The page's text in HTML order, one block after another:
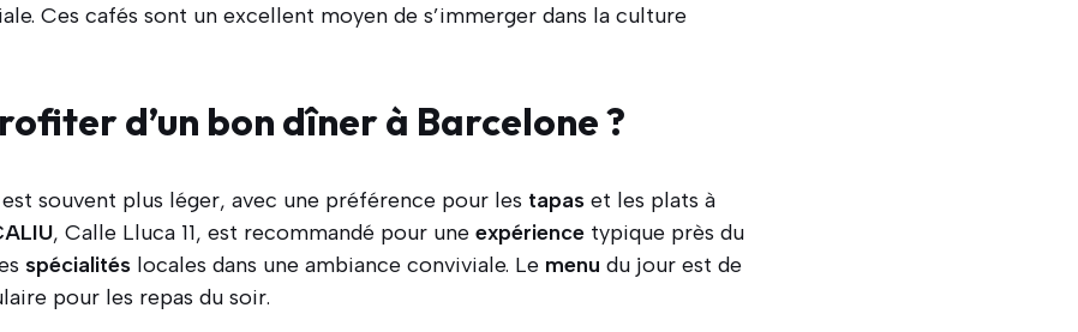
Ces cafés sont un excellent moyen de s’immerger dans la culture
d’un bon dîner à Barcelone ?
souvent plus léger, avec une préférence pour les tapas et les plats à
, Calle Lluca 11, est recommandé pour une expérience typique près du
spécialités locales dans une ambiance conviviale. Le menu du jour est de
pour les repas du soir.